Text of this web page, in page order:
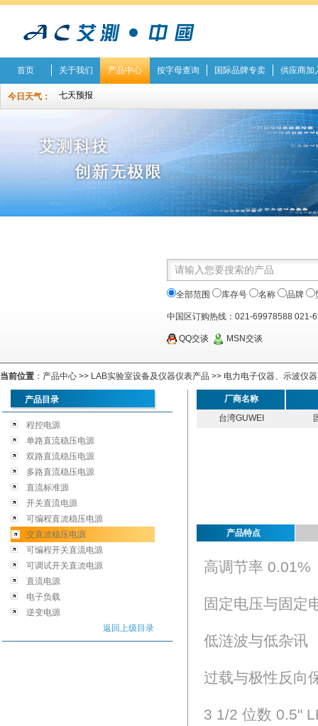
首页 关于我们 产品中心 按字母查询 国际品牌专卖 供应商加
今日天气：
全部范围 库存号 名称 品牌
中国区订购热线：021-69978588 021-
QQ交谈 MSN交谈
当前位置 ： 产品中心 >> LAB实验室设备及仪器仪表产品 >> 电力电子仪器、示波仪器
产品目录
程控电源
单路直流稳压电源
双路直流稳压电源
多路直流稳压电源
直流标准源
开关直流电源
可编程直流稳压电源
交直流稳压电源
可编程开关直流电源
可调试开关直流电源
直流电源
电子负载
逆变电源
返回上级目录
厂商名称
台湾GUWEI
产品特点
高调节率 0.01%
固定电压与固定
低涟波与低杂讯
过载与极性反向
3 1/2 位数 0.5"